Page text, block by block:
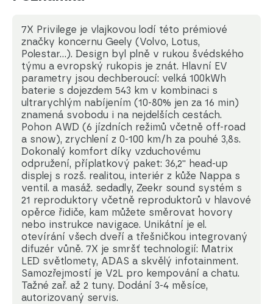
7X Privilege je vlajkovou lodí této prémiové
značky koncernu Geely (Volvo, Lotus,
Polestar...). Design byl plně v rukou švédského
týmu a evropský rukopis je znát. Hlavní EV
parametry jsou dechberoucí: velká 100kWh
baterie s dojezdem 543 km v kombinaci s
ultrarychlým nabíjením (10-80% jen za 16 min)
znamená svobodu i na nejdelších cestách.
Pohon AWD (6 jízdních režimů včetně off-road
a snow), zrychlení z 0-100 km/h za pouhé 3,8s.
Dokonalý komfort díky vzduchovému
odpružení, příplatkový paket: 36,2'' head-up
displej s rozš. realitou, interiér z kůže Nappa s
ventil. a masáž. sedadly, Zeekr sound systém s
21 reproduktory včetně reproduktorů v hlavové
opěrce řidiče, kam můžete směrovat hovory
nebo instrukce navigace. Unikátní je el.
otevírání všech dveří a třešničkou integrovaný
difuzér vůně. 7X je smršť technologií: Matrix
LED světlomety, ADAS a skvělý infotainment.
Samozřejmostí je V2L pro kempování a chatu.
Tažné zař. až 2 tuny. Dodání 3-4 měsíce,
autorizovaný servis.